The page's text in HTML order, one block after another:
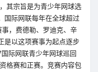
其宗旨是为青少年网球选
国际网联每年在全球超过
，费德勒、罗迪克、辛
是以这项赛事为起点逐步
际网联青少年网球巡回
格赛和正赛。竞赛内容包